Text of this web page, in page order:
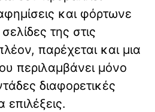
και φόρτωνε
της στις
παρέχεται και μια
περιλαμβάνει μόνο
διαφορετικές
επιλέξεις.